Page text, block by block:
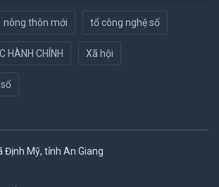
nông thôn mới tổ công nghệ số
HÀNH CHÍNH Xã hội
Định Mỹ, tỉnh An Giang